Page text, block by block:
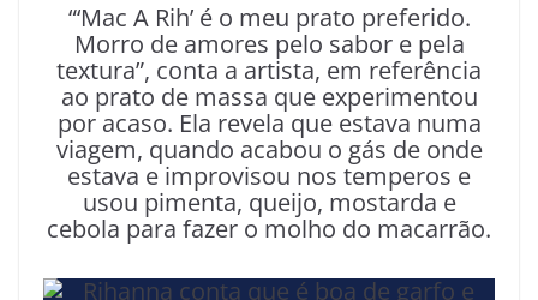
“‘Mac A Rih’ é o meu prato preferido.
Morro de amores pelo sabor e pela
textura”, conta a artista, em referência
ao prato de massa que experimentou
por acaso. Ela revela que estava numa
viagem, quando acabou o gás de onde
estava e improvisou nos temperos e
usou pimenta, queijo, mostarda e
cebola para fazer o molho do macarrão.